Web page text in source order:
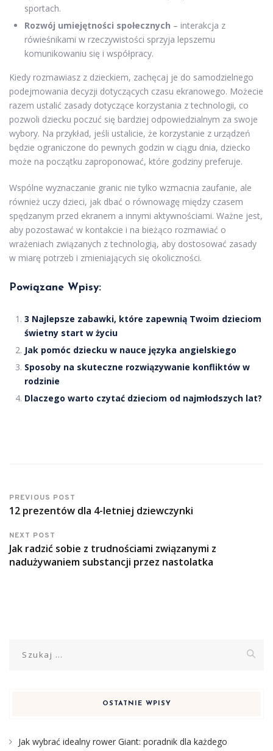
sportach.
Rozwój umiejętności społecznych – interakcja z
rówieśnikami w rzeczywistości sprzyja lepszemu
komunikowaniu się i współpracy.
Kiedy rozmawiasz z dzieckiem, zachęcaj je do samodzielnego
podejmowania decyzji dotyczących czasu ekranowego. Możecie
razem ustalić zasady dotyczące korzystania z technologii, co
pozwoli dziecku poczuć się bardziej odpowiedzialnym za swoje
wybory. Na przykład, jeśli ustalicie, że korzystanie z urządzeń
będzie ograniczone do pewnych godzin w ciągu dnia, dziecko
może na początku zaproponować, które godziny preferuje.
Wspólne wyznaczanie granic nie tylko wzmacnia zaufanie, ale
również uczy dzieci, jak dbać o równowagę między czasem
spędzanym przed ekranem a innymi aktywnościami. Ważne jest,
aby pozostawać w kontakcie i na bieżąco rozmawiać o
wrażeniach związanych z technologią, aby dostosować zasady
w miarę potrzeb i zmieniających się okoliczności.
Powiązane Wpisy:
3 Najlepsze zabawki, które zapewnią Twoim dzieciom
świetny start w życiu
Jak pomóc dziecku w nauce języka angielskiego
Sposoby na skuteczne rozwiązywanie konfliktów w
rodzinie
Dlaczego warto czytać dzieciom od najmłodszych lat?
PREVIOUS POST
12 prezentów dla 4-letniej dziewczynki
NEXT POST
Jak radzić sobie z trudnościami związanymi z
nadużywaniem substancji przez nastolatka
OSTATNIE WPISY
Jak wybrać idealny rower Giant: poradnik dla każdego